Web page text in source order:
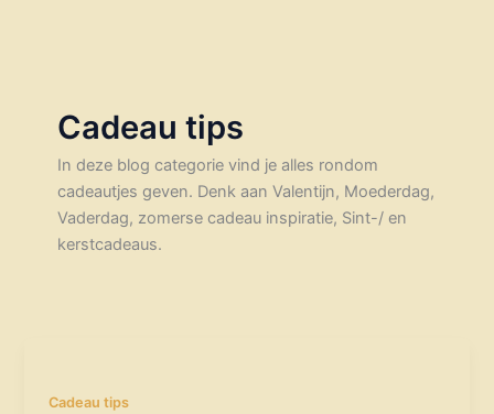
Cadeau tips
In deze blog categorie vind je alles rondom
cadeautjes geven. Denk aan Valentijn, Moederdag,
Vaderdag, zomerse cadeau inspiratie, Sint-/ en
kerstcadeaus.
Cadeau tips
schoencadeautjes